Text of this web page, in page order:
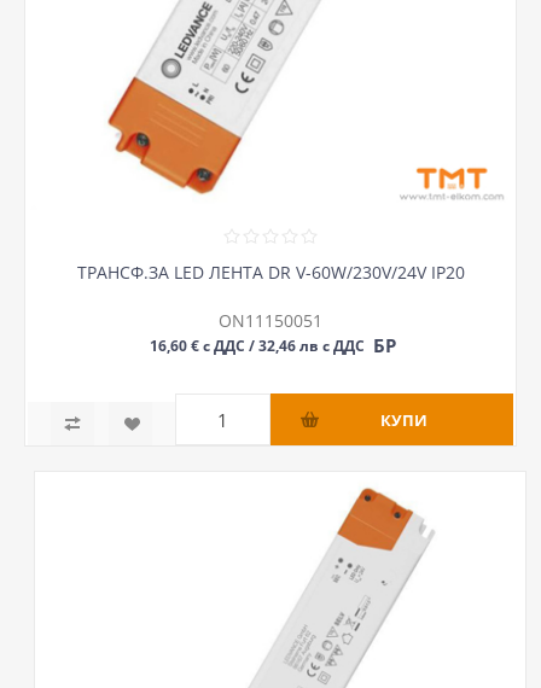
ТРАНСФ.ЗА LED ЛЕНТА DR V-60W/230V/24V IP20
ON11150051
16,60 € с ДДС / 32,46 лв с ДДС БР